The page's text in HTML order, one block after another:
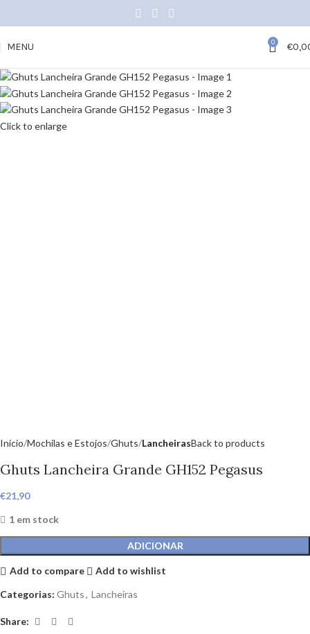
MENU 0 €
Click to enlarge
Início Mochilas e Estojos Ghuts LancheirasBack to products
Ghuts Lancheira Grande GH152 Pegasus
€21,90
1 em stock
ADICIONAR
Add to compare
Add to wishlist
Categorias: Ghuts, Lancheiras
Share: